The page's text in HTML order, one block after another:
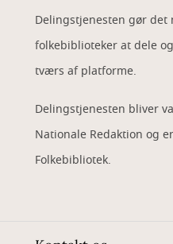
Delingstjenesten gør
folkebiblioteker at dele
tværs af platforme.
Delingstjenesten bliver
Nationale Redaktion og
Folkebibliotek.